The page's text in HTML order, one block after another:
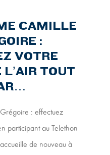
CAMILLE
:
VOTRE
TOUT
: effectuez
participant au Telethon
de nouveau à